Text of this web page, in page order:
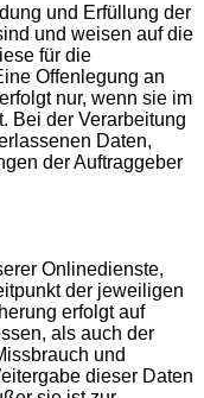
und Erfüllung der
und weisen auf die
für die
Offenlegung an
nur, wenn sie im
Bei der Verarbeitung
Daten,
der Auftraggeber
Onlinedienste,
der jeweiligen
erfolgt auf
als auch der
und
dieser Daten